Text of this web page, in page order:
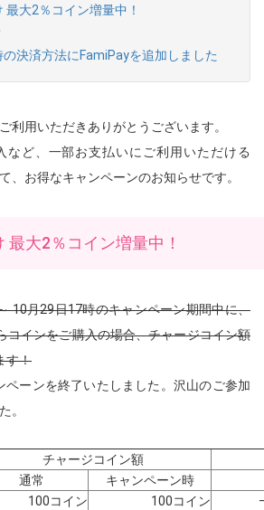
最大2％コイン増量中！
決済方法にFamiPayを追加しました
利用いただきありがとうございます。
など、一部お支払いにご利用いただける
、お得なキャンペーンのお知らせです。
最大2％コイン増量中！
10月29日17時のキャンペーン期間中に、
コインをご購入の場合、チャージコイン額
す！
ペーンを終了いたしました。沢山のご参加
。
チャージコイン額
通常
キャンペーン時
100コイン 100コイン